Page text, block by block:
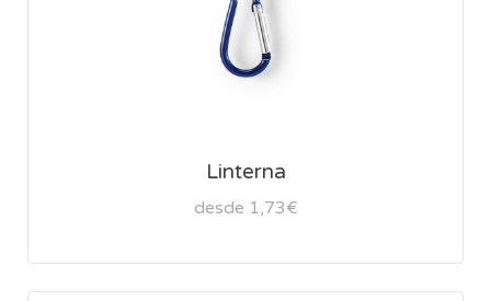
Linterna
desde 1,73€